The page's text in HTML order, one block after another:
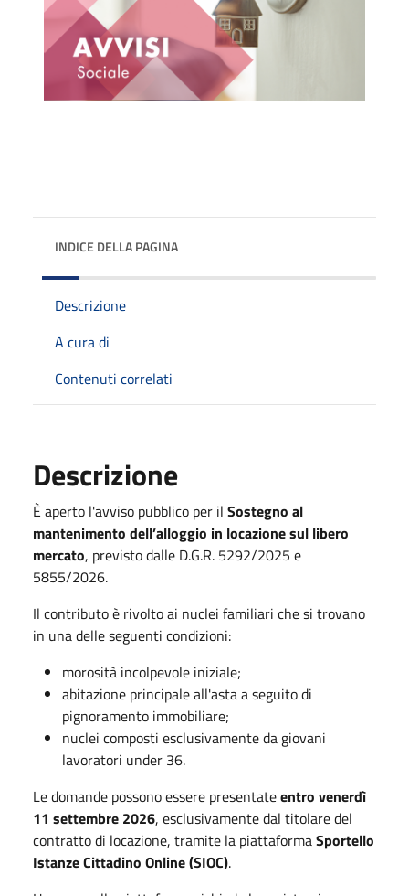
INDICE DELLA PAGINA
Descrizione
A cura di
Contenuti correlati
Descrizione
È aperto l'avviso pubblico per il Sostegno al
mantenimento dell’alloggio in locazione sul libero
mercato, previsto dalle D.G.R. 5292/2025 e
5855/2026.
Il contributo è rivolto ai nuclei familiari che si trovano
in una delle seguenti condizioni:
morosità incolpevole iniziale;
abitazione principale all'asta a seguito di
pignoramento immobiliare;
nuclei composti esclusivamente da giovani
lavoratori under 36.
Le domande possono essere presentateentro venerdì
11 settembre 2026, esclusivamente dal titolare del
contratto di locazione, tramite la piattaformaSportello
Istanze Cittadino Online (SIOC).